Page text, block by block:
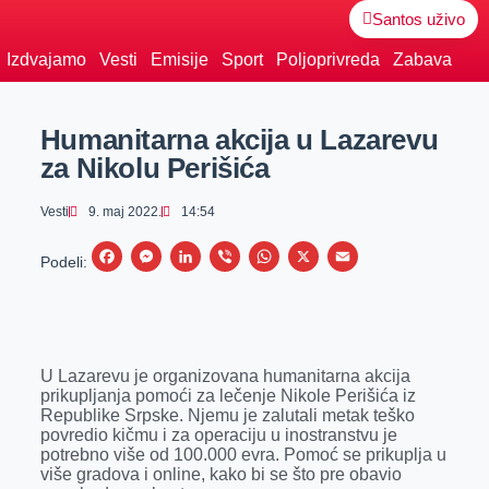
Santos uživo
Izdvajamo Vesti Emisije Sport Poljoprivreda Zabava
Humanitarna akcija u Lazarevu
za Nikolu Perišića
Vesti 9. maj 2022. 14:54
Podeli:
F
b
o
o
k
M
e
n
g
e
L
e
d
I
V
r
W
s
A
p
p
X
E
l
U Lazarevu je organizovana humanitarna akcija
prikupljanja pomoći za lečenje Nikole Perišića iz
Republike Srpske. Njemu je zalutali metak teško
povredio kičmu i za operaciju u inostranstvu je
potrebno više od 100.000 evra. Pomoć se prikuplja u
više gradova i online, kako bi se što pre obavio